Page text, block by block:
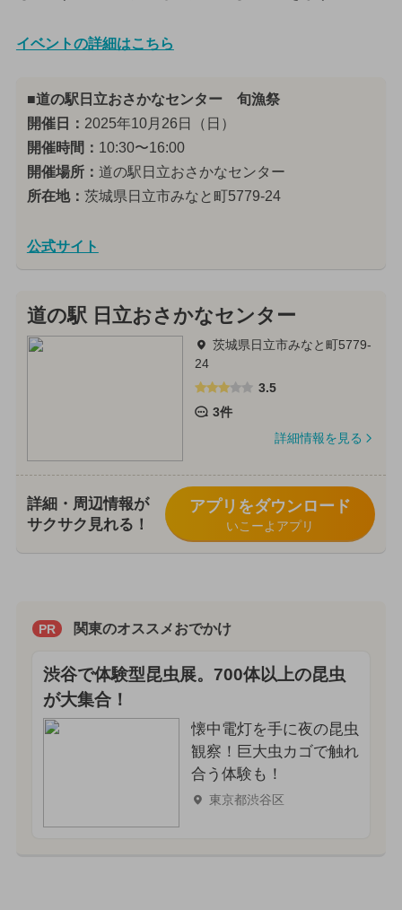
イベントの詳細はこちら
■道の駅日立おさかなセンター 旬漁祭
開催日： 2025年10月26日（日）
開催時間： 10:30〜16:00
開催場所： 道の駅日立おさかなセンター
所在地： 茨城県日立市みなと町5779-24
公式サイト
道の駅 日立おさかなセンター
茨城県日立市みなと町5779-
24
3.5
3件
詳細情報を見る
詳細・周辺情報が
サクサク見れる！
アプリをダウンロード
いこーよアプリ
PR 関東のオススメおでかけ
渋谷で体験型昆虫展。700体以上の昆虫
が大集合！
懐中電灯を手に夜の昆虫
観察！巨大虫カゴで触れ
合う体験も！
東京都渋谷区